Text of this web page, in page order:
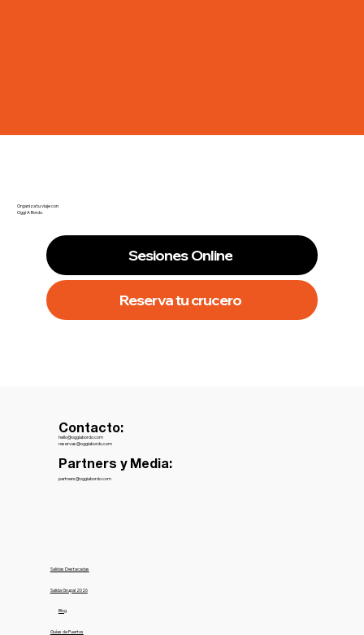
Organiza tu viaje con
Oggi A Bordo.
Sesiones Online
Reserva tu crucero
Salidas Destacadas
Salida Grupal 2026
Guías de Puertos
Blog
Contacto:
hello@oggiabordo.com
reservas@oggiabordo.com
Partners y Media:
partners@oggiabordo.com